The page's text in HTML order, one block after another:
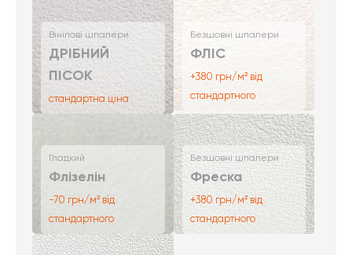
Вінілові шпалери
ДРІБНИЙ
ПІСОК
стандартна ціна
Безшовні шпалери
ФЛІС
+380 грн/м² від
стандартного
Гладкий
Флізелін
-70 грн/м² від
стандартного
Безшовні шпалери
Фреска
+380 грн/м² від
стандартного